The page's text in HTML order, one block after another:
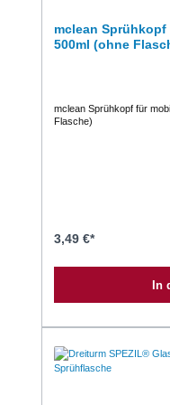
mclean
500ml (ohne
mclean Sprühkopf für
Flasche)
3,49 €*
In